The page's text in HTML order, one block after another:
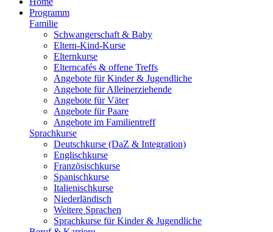
Programm
Familie
Schwangerschaft & Baby
Eltern-Kind-Kurse
Elternkurse
Elterncafés & offene Treffs
Angebote für Kinder & Jugendliche
Angebote für Alleinerziehende
Angebote für Väter
Angebote für Paare
Angebote im Familientreff
Sprachkurse
Deutschkurse (DaZ & Integration)
Englischkurse
Französischkurse
Spanischkurse
Italienischkurse
Niederländisch
Weitere Sprachen
Sprachkurse für Kinder & Jugendliche